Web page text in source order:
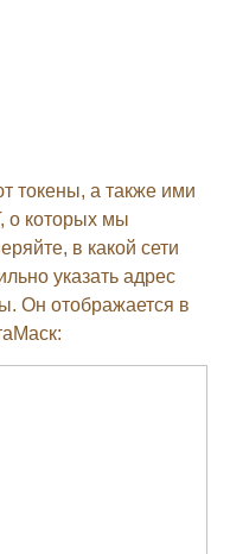
токены, а также ими
о которых мы
в какой сети
указать адрес
Он отображается в